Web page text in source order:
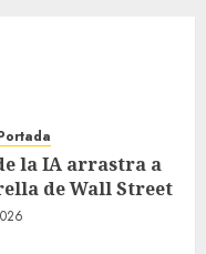
la IA arrastra a
de Wall Street